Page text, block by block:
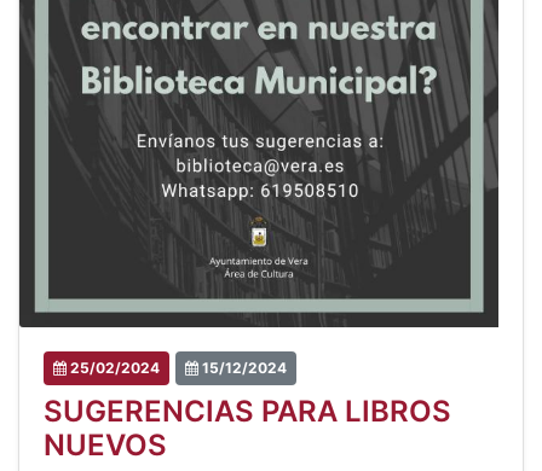
25/02/2024 15/12/2024
SUGERENCIAS PARA LIBROS
NUEVOS